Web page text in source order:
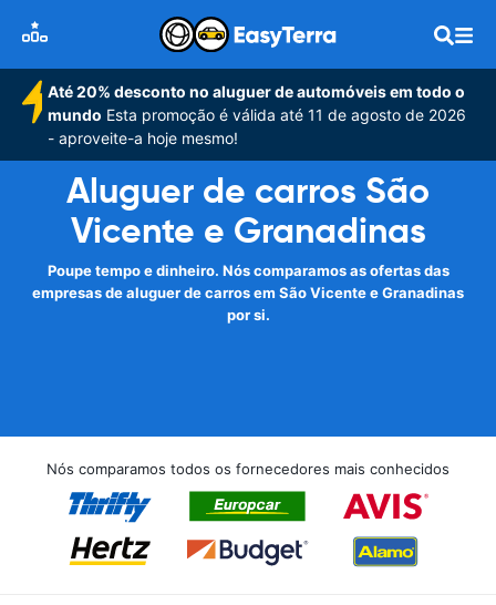
Até 20% desconto no aluguer de automóveis em todo o
mundo Esta promoção é válida até 11 de agosto de 2026
- aproveite-a hoje mesmo!
Aluguer de carros São
Vicente e Granadinas
Poupe tempo e dinheiro. Nós comparamos as ofertas das
empresas de aluguer de carros em São Vicente e Granadinas
por si.
Nós comparamos todos os fornecedores mais conhecidos